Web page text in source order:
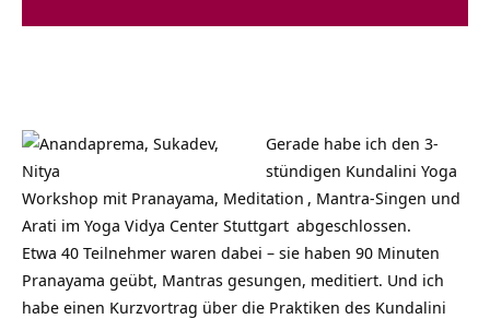
Gerade habe ich den 3-
stündigen Kundalini Yoga
Workshop mit Pranayama, Meditation , Mantra-Singen und
Arati im Yoga Vidya Center Stuttgart abgeschlossen.
Etwa 40 Teilnehmer waren dabei – sie haben 90 Minuten
Pranayama geübt, Mantras gesungen, meditiert. Und ich
habe einen Kurzvortrag über die Praktiken des Kundalini